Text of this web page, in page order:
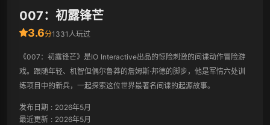
007：初露锋芒
3.6分1331人玩过
《007：初露锋芒》是IO Interactive出品的惊险刺激的间谍动作冒险游
戏。跟随年轻、机智但偶尔鲁莽的詹姆斯·邦德的脚步，他是军情六处训
练项目中的新兵，一起探索这位世界最著名间谍的起源故事。
发布日期 : 2026年5月
最近更新 : 2026年5月